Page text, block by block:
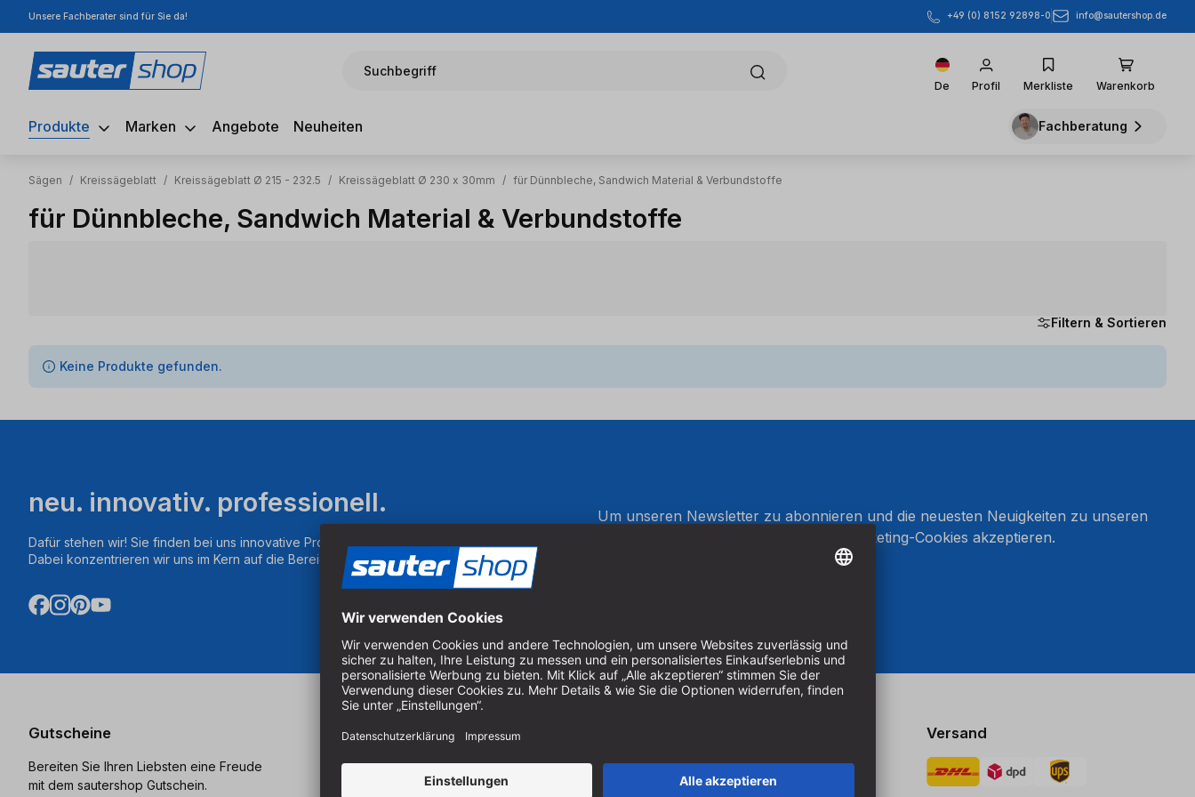
Hauptinhalt springen
Zur Suche springen
Zur Hauptnavigation springen
Unsere Fachberater sind für Sie da! +49 (0) 8152 92898-0 info@sautershop.de
Suchbegriff
De Profil Merkliste Warenkorb
Produkte Marken Angebote Neuheiten Fachberatung
Sägen / Kreissägeblatt / Kreissägeblatt Ø 215 - 232.5 / Kreissägeblatt Ø 230 x 30mm / für Dünnbleche, Sandwich Material & Verbundstoffe
für Dünnbleche, Sandwich Material & Verbundstoffe
Filtern & Sortieren
Keine Produkte gefunden.
neu. innovativ. professionell.
Dafür stehen wir! Sie finden bei uns innovative Produkte aus der Holzbearbeitung.
Dabei konzentrieren wir uns im Kern auf die Bereiche Fräsen, Sägen und Bohren.
Um unseren Newsletter zu abonnieren und die neuesten Neuigkeiten zu unseren
Produkten zu erhalten, müssen Sie Marketing-Cookies akzeptieren.
Gutscheine
Bereiten Sie Ihren Liebsten eine Freude
mit dem sautershop Gutschein.
Katalog
Bestellen Sie gratis den sautershop
Katalog und entdecken Sie unser
Versand